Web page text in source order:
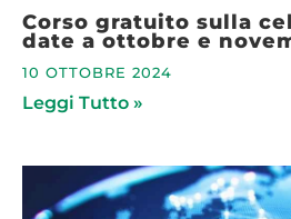
Corso gratuito sulla
date a ottobre e
10 OTTOBRE 2024
Leggi Tutto »